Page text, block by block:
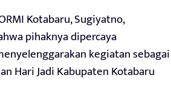
Kotabaru, Sugiyatno,
pihaknya dipercaya
kegiatan sebagai
Hari Jadi Kabupaten Kotabaru